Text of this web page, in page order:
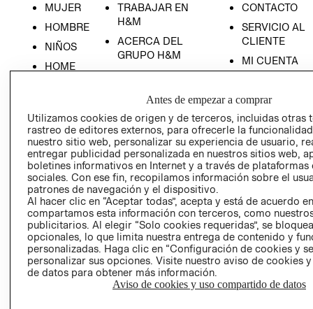
MUJER
HOMBRE
NIÑOS
HOME
TRABAJAR EN
H&M
ACERCA DEL
GRUPO H&M
RESPONSABILIDAD
RELACIÓN CON
INVERSIONISTAS
POLÍTICA
EMPRESARIAL
CONTACTO
SERVICIO AL
CLIENTE
MI CUENTA
- RETIRO EN
TIENDA
TÉRMINOS Y
CONDICIONES
AVISO DE
PRIVACIDAD
GIFT CARD
AVISO DE
COOKIES
Antes de empezar a comprar
Utilizamos cookies de origen y de terceros, incluidas otras
rastreo de editores externos, para ofrecerle la
nuestro sitio web, personalizar su experiencia de usuario,
entregar publicidad personalizada en nuestros sitios web,
boletines informativos en Internet y a través de plataformas
sociales. Con ese fin, recopilamos información sobre el
patrones de navegación y el dispositivo.
Al hacer clic en “Aceptar todas”, acepta y está de acuerdo
compartamos esta información con terceros, como
publicitarios. Al elegir “Solo cookies requeridas”, se
opcionales, lo que limita nuestra entrega de contenido y
personalizadas. Haga clic en “Configuración de cookies y
personalizar sus opciones. Visite nuestro aviso de cookies
de datos para obtener más información.
Aviso de cookies y uso compartido de datos